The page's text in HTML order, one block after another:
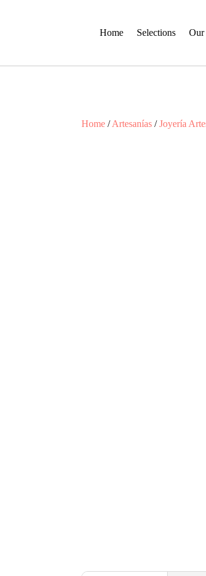
Home Selections Our
Home /Artesanías /Joyería